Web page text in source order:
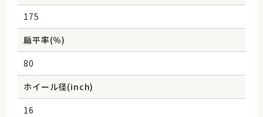
175
扁平率(％)
80
ホイール径(inch)
16